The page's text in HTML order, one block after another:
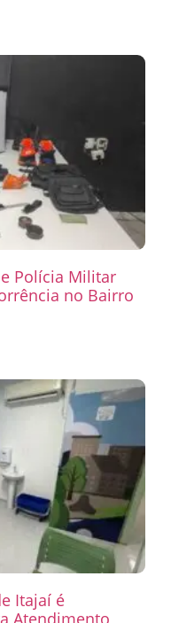
Polícia Militar
no Bairro
Itajaí é